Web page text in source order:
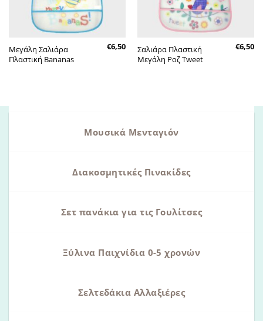
Μεγάλη Σαλιάρα
Πλαστική Bananas
€6,50
Σαλιάρα Πλαστική
Μεγάλη Ροζ Tweet
€6,50
Μουσικά Μενταγιόν
Διακοσμητικές Πινακίδες
Σετ πανάκια για τις Γουλίτσες
Ξύλινα Παιχνίδια 0-5 χρονών
Σελτεδάκια Αλλαξιέρες